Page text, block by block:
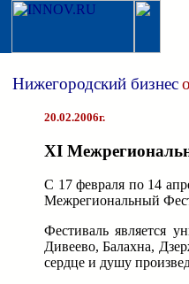
Нижегородский бизнес
20.02.2006г.
XI
С 17 февраля по 14
Межрегиональный
Фестиваль является
Дивеево, Балахна,
сердце и душу